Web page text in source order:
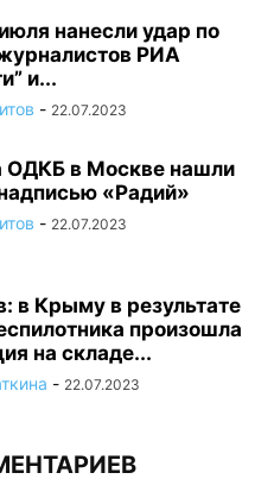
нанесли удар по
РИА
и...
- 22.07.2023
ОДКБ в Москве нашли
«Радий»
- 22.07.2023
в Крыму в результате
произошла
на складе...
- 22.07.2023